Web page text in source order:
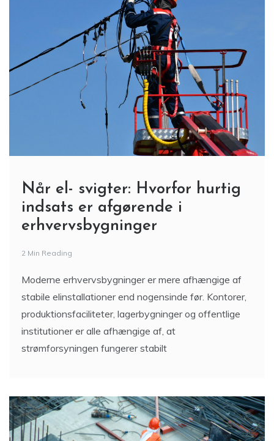
Når el- svigter: Hvorfor hurtig
indsats er afgørende i
erhvervsbygninger
2 Min Reading
Moderne erhvervsbygninger er mere afhængige af
stabile elinstallationer end nogensinde før. Kontorer,
produktionsfaciliteter, lagerbygninger og offentlige
institutioner er alle afhængige af, at
strømforsyningen fungerer stabilt